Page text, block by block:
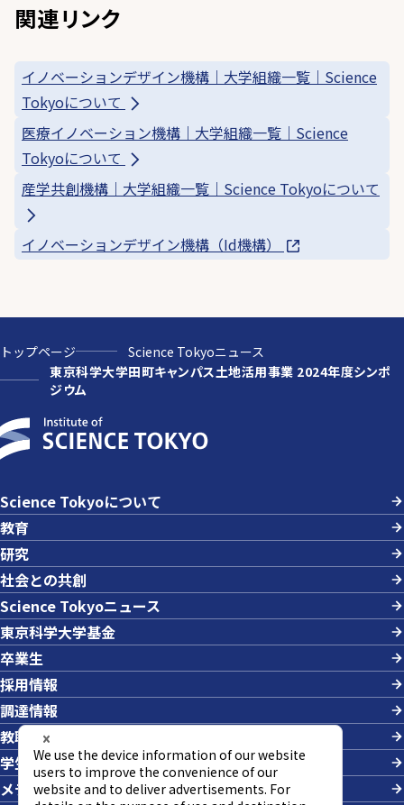
関連リンク
イノベーションデザイン機構｜大学組織一覧｜Science
Tokyoについて
医療イノベーション機構｜大学組織一覧｜Science
Tokyoについて
産学共創機構｜大学組織一覧｜Science Tokyoについて
イノベーションデザイン機構（Id機構）
トップページ
Science Tokyoニュース
東京科学大学田町キャンパス土地活用事業 2024年度シンポ
ジウム
Science Tokyoについて
教育
研究
社会との共創
Science Tokyoニュース
東京科学大学基金
卒業生
採用情報
調達情報
教職員への業務依頼
学生の採用
メディアの方